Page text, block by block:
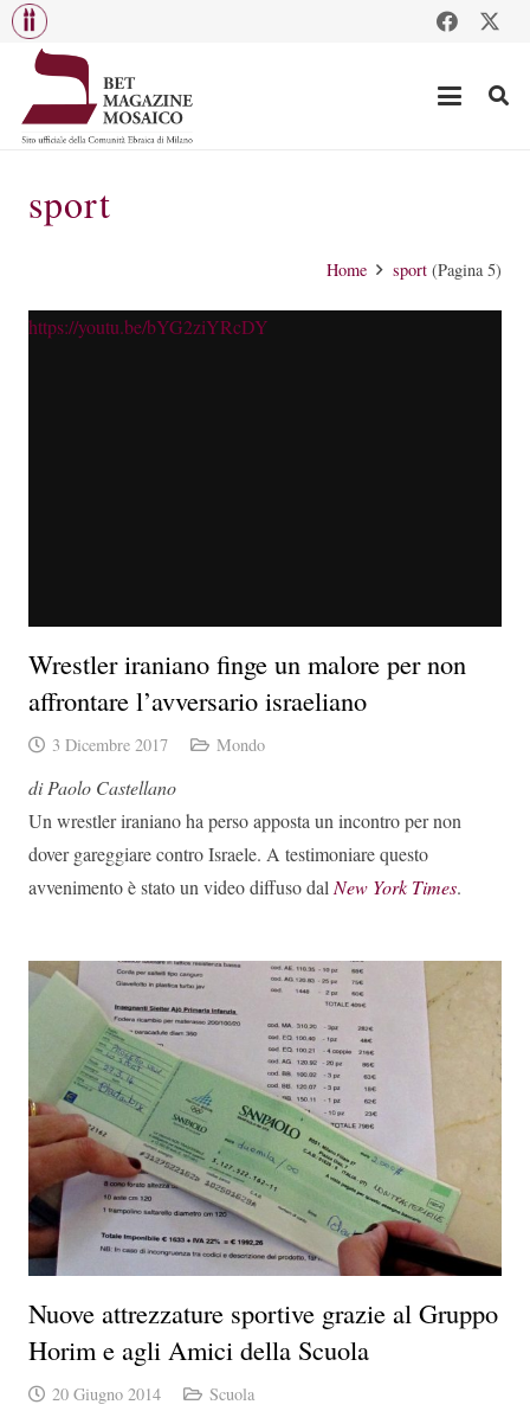
sport
Home sport (Pagina 5)
https://youtu.be/bYG2ziYRcDY
Wrestler iraniano finge un malore per non
affrontare l’avversario israeliano
3 Dicembre 2017 Mondo
di Paolo Castellano
Un wrestler iraniano ha perso apposta un incontro per non
dover gareggiare contro Israele. A testimoniare questo
avvenimento è stato un video diffuso dal New York Times.
Nuove attrezzature sportive grazie al Gruppo
Horim e agli Amici della Scuola
20 Giugno 2014 Scuola